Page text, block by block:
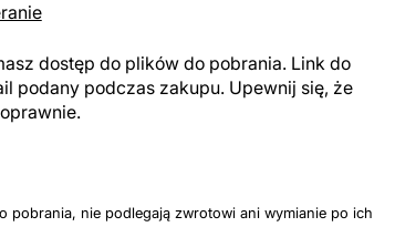
dostęp do plików do pobrania. Link do
podany podczas zakupu. Upewnij się, że
nie podlegają zwrotowi ani wymianie po ich